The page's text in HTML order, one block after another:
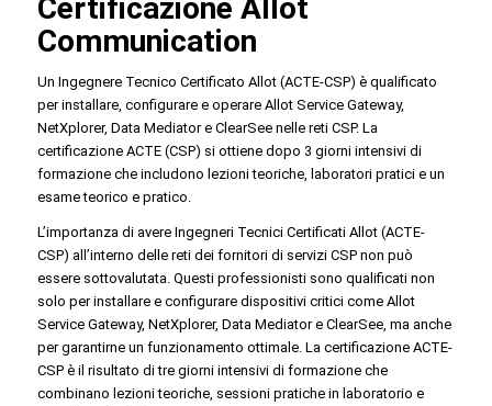
Certificazione Allot
Communication
Un Ingegnere Tecnico Certificato Allot (ACTE-CSP) è qualificato
per installare, configurare e operare Allot Service Gateway,
NetXplorer, Data Mediator e ClearSee nelle reti CSP. La
certificazione ACTE (CSP) si ottiene dopo 3 giorni intensivi di
formazione che includono lezioni teoriche, laboratori pratici e un
esame teorico e pratico.
L’importanza di avere Ingegneri Tecnici Certificati Allot (ACTE-
CSP) all’interno delle reti dei fornitori di servizi CSP non può
essere sottovalutata. Questi professionisti sono qualificati non
solo per installare e configurare dispositivi critici come Allot
Service Gateway, NetXplorer, Data Mediator e ClearSee, ma anche
per garantirne un funzionamento ottimale. La certificazione ACTE-
CSP è il risultato di tre giorni intensivi di formazione che
combinano lezioni teoriche, sessioni pratiche in laboratorio e